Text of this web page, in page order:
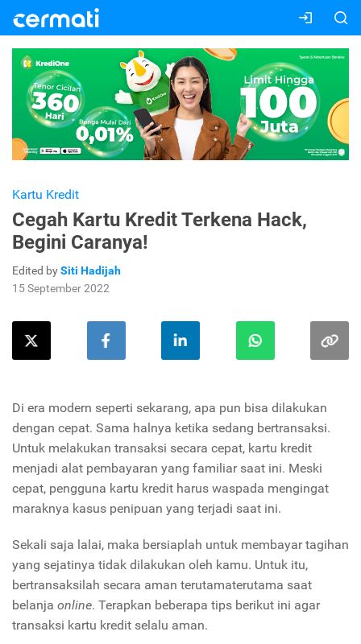
Kartu Kredit
Cegah Kartu Kredit Terkena Hack,
Begini Caranya!
Edited bySiti Hadijah
15 September 2022
Di era modern seperti sekarang, apa pun bisa dilakukan
dengan cepat. Sama halnya ketika sedang bertransaksi.
Untuk melakukan transaksi secara cepat, kartu kredit
menjadi alat pembayaran yang familiar saat ini. Meski
cepat, pengguna kartu kredit harus waspada mengingat
maraknya kasus penipuan yang terjadi saat ini.
Sekali saja lalai, maka bersiaplah untuk membayar tagihan
yang sejatinya tidak dilakukan oleh kamu. Untuk itu,
bertransaksilah secara aman terutamaterutama saat
belanja online. Terapkan beberapa tips berikut ini agar
transaksi kartu kredit selalu aman.